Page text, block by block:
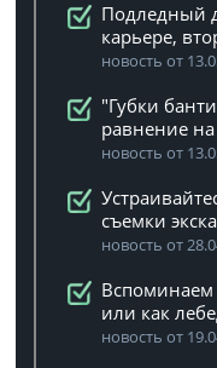
Подледный
карьере,
новость от
"Губки
равнение на
новость от
съемки
новость от
или как
новость от